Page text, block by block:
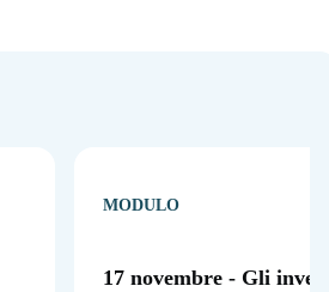
MODULO
17 novembre - Gli